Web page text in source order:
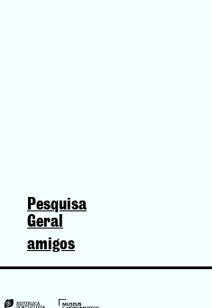
Pesquisa
Geral
amigos